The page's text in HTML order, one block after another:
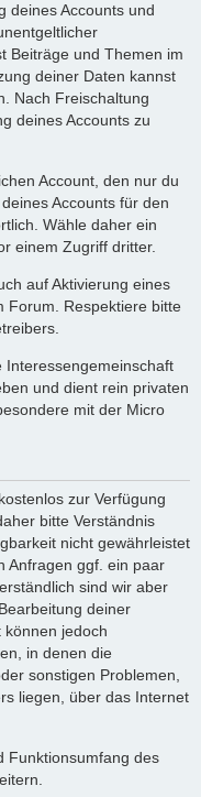
deines Accounts und
Beiträge und Themen im
deiner Daten kannst
Nach Freischaltung
deines Accounts zu
Account, den nur du
Accounts für den
Wähle daher ein
einem Zugriff dritter.
auf Aktivierung eines
Forum. Respektiere bitte
Interessengemeinschaft
und dient rein privaten
mit der Micro
zur Verfügung
bitte Verständnis
nicht gewährleistet
Anfragen ggf. ein paar
sind wir aber
deiner
können jedoch
in denen die
sonstigen Problemen,
liegen, über das Internet
Funktionsumfang des